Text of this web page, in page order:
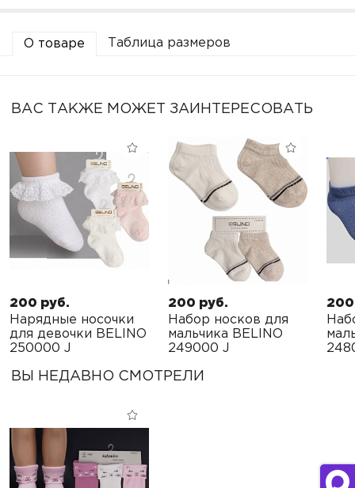
О товаре Таблица размеров
ВАС ТАКЖЕ МОЖЕТ ЗАИНТЕРЕСОВАТЬ
200 руб.
Нарядные носочки
для девочки BELINO
250000 J
200 руб.
Набор носков для
мальчика BELINO
249000 J
200
ВЫ НЕДАВНО СМОТРЕЛИ